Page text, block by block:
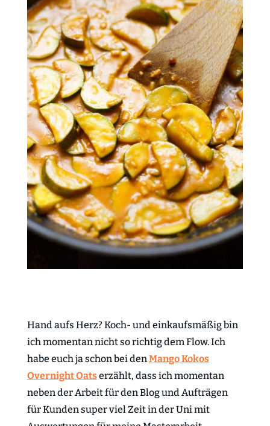
Hand aufs Herz? Koch- und einkaufsmäßig bin
ich momentan nicht so richtig dem Flow. Ich
habe euch ja schon bei denMango Kokos
Overnight Oatserzählt, dass ich momentan
neben der Arbeit für den Blog und Aufträgen
für Kunden super viel Zeit in der Uni mit